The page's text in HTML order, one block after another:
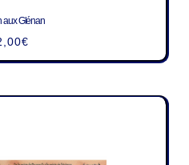
aux Glénan
€